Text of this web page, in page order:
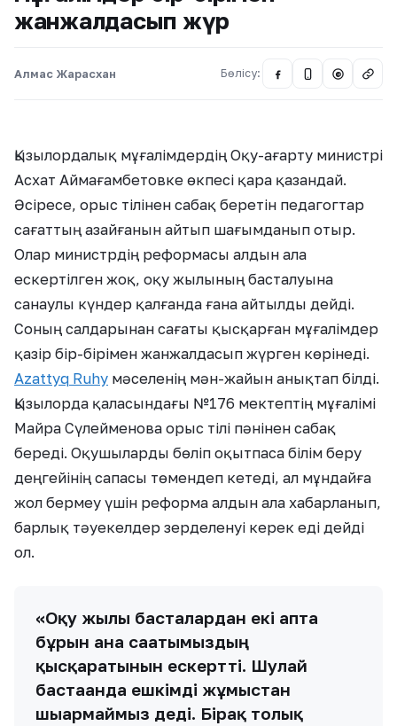
жанжалдасып жүр
Алмас Жарасхан Бөлісу: @
Қызылордалық мұғалімдердің Оқу-ағарту министрі
Асхат Аймағамбетовке өкпесі қара қазандай.
Әсіресе, орыс тілінен сабақ беретін педагогтар
сағаттың азайғанын айтып шағымданып отыр.
Олар министрдің реформасы алдын ала
ескертілген жоқ, оқу жылының басталуына
санаулы күндер қалғанда ғана айтылды дейді.
Соның салдарынан сағаты қысқарған мұғалімдер
қазір бір-бірімен жанжалдасып жүрген көрінеді.
Azattyq Ruhy мәселенің мән-жайын анықтап білді.
Қызылорда қаласындағы №176 мектептің мұғалімі
Майра Сүлейменова орыс тілі пәнінен сабақ
береді. Оқушыларды бөліп оқытпаса білім беру
деңгейінің сапасы төмендеп кетеді, ал мұндайға
жол бермеу үшін реформа алдын ала хабарланып,
барлық тәуекелдер зерделенуі керек еді дейді
ол.
«Оқу жылы басталардан екі апта
бұрын ғана сағатымыздың
қысқаратынын ескертті. Шулай
бастағанда ешкімді жұмыстан
шығармаймыз деді. Бірақ толық